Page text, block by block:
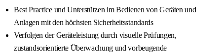
Best Practice und Unterstützen im Bedienen von Geräten und
Anlagen mit den höchsten Sicherheitsstandards
Verfolgen der Geräteleistung durch visuelle Prüfungen,
zustandsorientierte Überwachung und vorbeugende